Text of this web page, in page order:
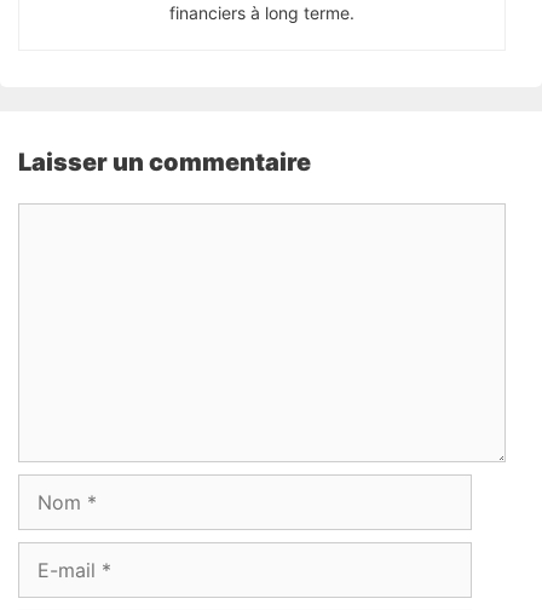
financiers à long terme.
Laisser un commentaire
mail